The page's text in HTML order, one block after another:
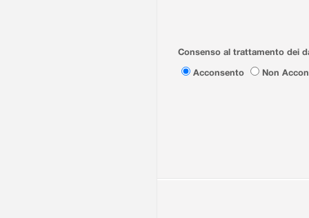
Consenso al trattamento dei
Acconsento
Non